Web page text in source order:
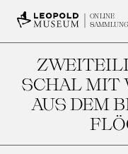
ONLINE
SAMMLUNG
SCHAL MIT
US DEM